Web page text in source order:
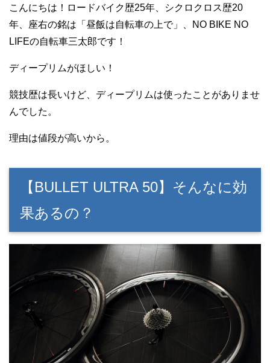
こんにちは！ロードバイク歴25年、シクロクロス歴20
年、座右の銘は「昼飯は自転車の上で」、NO BIKE NO
LIFEの自転車三太郎です！
ディープリムがほしい！
競技歴は長いけど、ディープリムは使ったことがありませ
んでした。
理由は値段が高いから。
【BULLET ULTRA 50】そんなに効
果あるの？